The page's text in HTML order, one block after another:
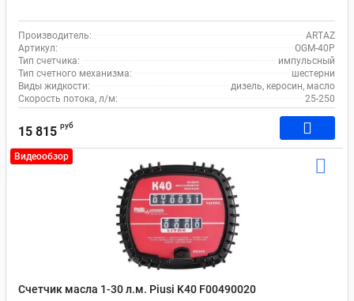
Производитель:
ARTAZ
Артикул:
OGM-40P
Тип счетчика:
импульсный
Тип счетного механизма:
шестерни
Виды жидкости:
дизель, керосин, масло
Скорость потока, л/м:
25-250
15 815 руб
Видеообзор
Счетчик масла 1-30 л.м. Piusi K40 F00490020